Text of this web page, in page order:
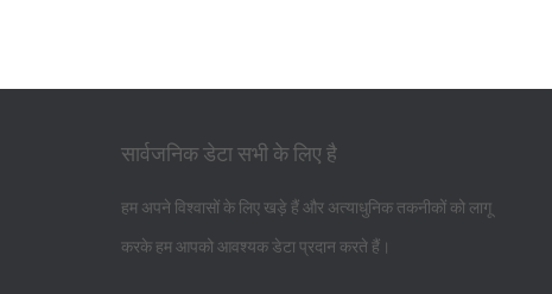
सार्वजनिक डेटा सभी के लिए है
हम अपने विश्वासों के लिए खड़े हैं और अत्याधुनिक तकनीकों को लागू
करके हम आपको आवश्यक डेटा प्रदान करते हैं।